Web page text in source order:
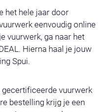
het hele jaar door
eenvoudig online
vuurwerk, ga naar het
Hierna haal je jouw
Spui.
gecertificeerde vuurwerk
bestelling krijg je een